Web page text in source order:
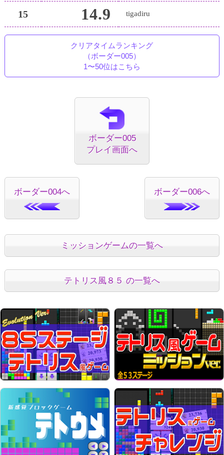
15 14.9 tigadiru
クリアタイムランキング
（ボーダー005）
1〜50位はこちら
ボーダー005
プレイ画面へ
ボーダー004へ ボーダー006へ
ミッションゲームの一覧へ
テトリス風８５ の一覧へ